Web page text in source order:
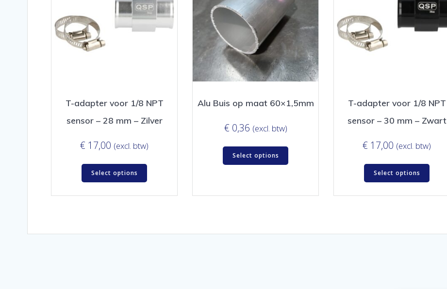
T-adapter voor 1/8 NPT
sensor – 28 mm – Zilver
€ 17,00 (excl. btw)
Select options
Alu Buis op maat 60×1,5mm
€ 0,36 (excl. btw)
Select options
T-adapter voor 1/8 NPT
sensor – 30 mm – Zwart
€ 17,00 (excl. btw)
Select options